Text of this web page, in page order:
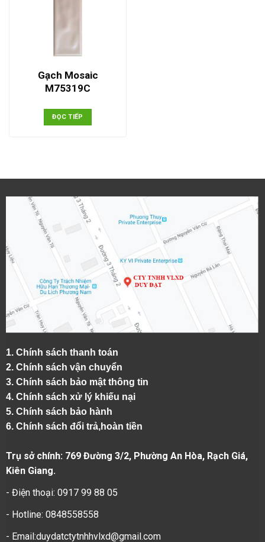
Gạch Mosaic
M75319C
ĐỌC TIẾP
1. Chính sách thanh toán
2. Chính sách vận chuyển
3. Chính sách bảo mật thông tin
4. Chính sách xử lý khiếu nại
5. Chính sách bảo hành
6. Chính sách đổi trả,hoàn tiền
Trụ sở chính: 769 Đường 3/2, Phường An Hòa, Rạch Giá,
Kiên Giang.
- Điện thoại: 0917 99 88 05
- Hotline: 0848558558
- Email:duydatctytnhhvlxd@gmail.com